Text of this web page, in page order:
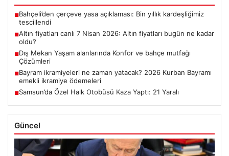
■Bahçeli’den çerçeve yasa açıklaması: Bin yıllık kardeşliğimiz
tescillendi
■Altın fiyatları canlı 7 Nisan 2026: Altın fiyatları bugün ne kadar
oldu?
■Dış Mekan Yaşam alanlarında Konfor ve bahçe mutfağı
Çözümleri
■Bayram ikramiyeleri ne zaman yatacak? 2026 Kurban Bayramı
emekli ikramiye ödemeleri
■Samsun’da Özel Halk Otobüsü Kaza Yaptı: 21 Yaralı
Güncel